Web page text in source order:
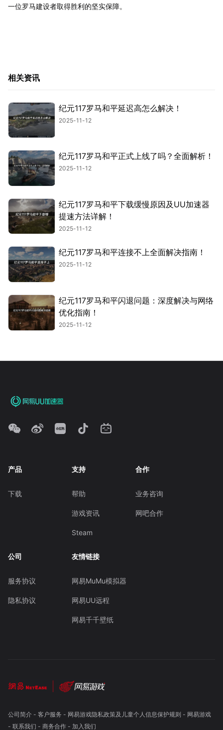
一位罗马建设者取得胜利的坚实保障。
相关资讯
纪元117罗马和平延迟高怎么解决！
2025-11-12
纪元117罗马和平正式上线了吗？全面解析！
2025-11-12
纪元117罗马和平下载缓慢原因及UU加速器
提速方法详解！
2025-11-12
纪元117罗马和平连接不上全面解决指南！
2025-11-12
纪元117罗马和平闪退问题：深度解决与网络
优化指南！
2025-11-12
产品
下载
支持
帮助
游戏资讯
Steam
合作
业务咨询
网吧合作
公司
服务协议
隐私协议
友情链接
网易MuMu模拟器
网易UU远程
网易千千壁纸
公司简介- 客户服务 - 网易游戏隐私政策及儿童个人信息保护规则 - 网易游戏
- 联系我们 - 商务合作- 加入我们